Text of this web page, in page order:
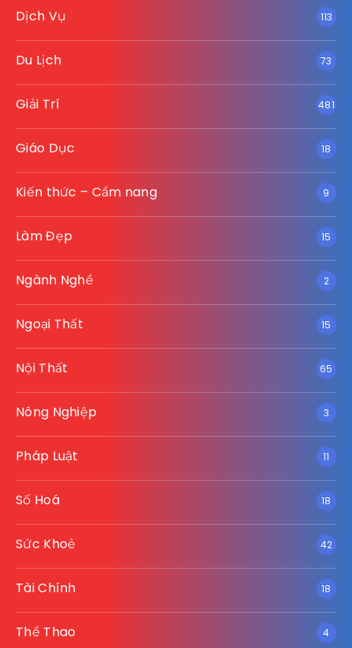
Dịch Vụ 113
Du Lịch 73
Giải Trí 481
Giáo Dục 18
Kiến thức – Cẩm nang 9
Làm Đẹp 15
Ngành Nghề 2
Ngoại Thất 15
Nội Thất 65
Nông Nghiệp 3
Pháp Luật 11
Số Hoá 18
Sức Khoẻ 42
Tài Chính 18
Thể Thao 4